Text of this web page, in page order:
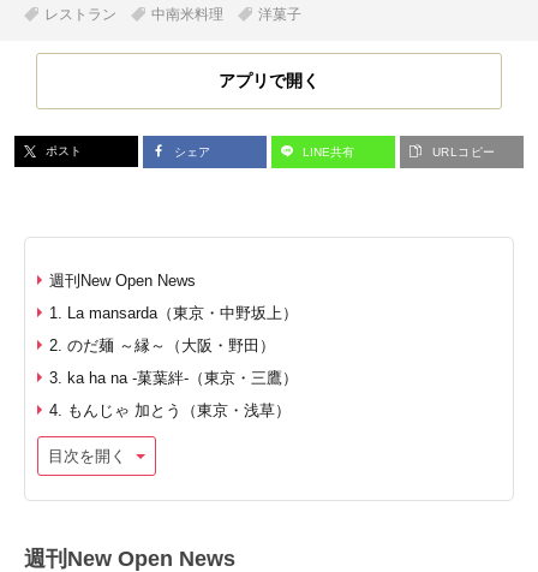
レストラン
中南米料理 洋菓子
アプリで開く
ポスト シェア LINE共有 URLコピー
週刊New Open News
1. La mansarda（東京・中野坂上）
2. のだ麺 ～縁～（大阪・野田）
3. ka ha na -菓葉絆-（東京・三鷹）
4. もんじゃ 加とう（東京・浅草）
目次を開く
週刊New Open News